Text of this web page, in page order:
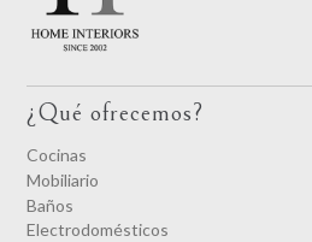
¿Qué ofrecemos?
Cocinas
Mobiliario
Baños
Electrodomésticos